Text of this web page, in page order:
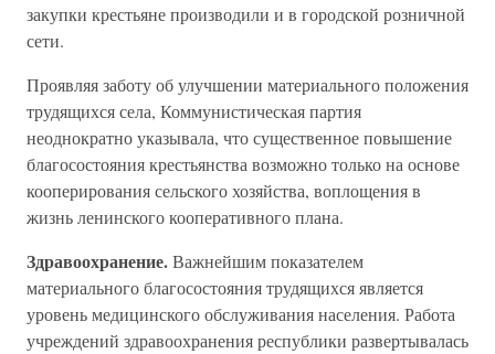
закупки крестьяне производили и в городской розничной
сети.
Проявляя заботу об улучшении материального положения
трудящихся села, Коммунистическая партия
неоднократно указывала, что существенное повышение
благосостояния крестьянства возможно только на основе
кооперирования сельского хозяйства, воплощения в
жизнь ленинского кооперативного плана.
Здравоохранение.Важнейшим показателем
материального благосостояния трудящихся является
уровень медицинского обслуживания населения. Работа
учреждений здравоохранения республики развертывалась